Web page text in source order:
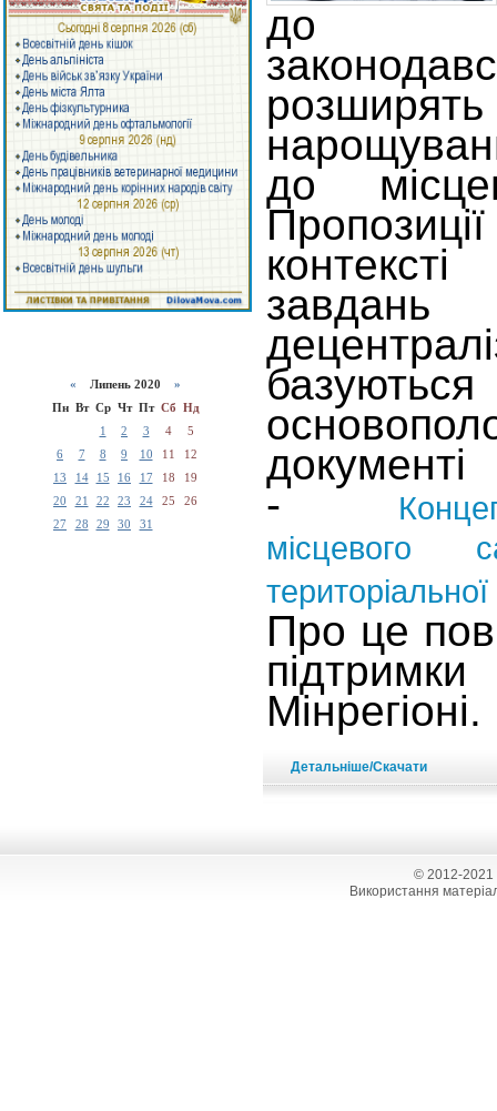
« Липень 2020 »
Пн Вт Ср Чт Пт Сб Нд
1
2 3 4
5
6
7 8 9 10 11
12
13
14 15 16 17 18
19
20
21 22 23 24 25
26
27
28 29 30 31
до
до
-
місцевого
Про це
Мінрегіоні.
Детальніше/Скачати
© 2012-2021
Використання